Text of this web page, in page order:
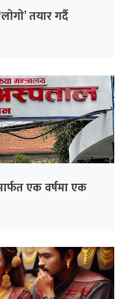
तयार गर्दै
एक वर्षमा एक